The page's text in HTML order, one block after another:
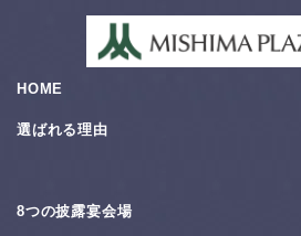
HOME
選ばれる理由
8つの披露宴会場